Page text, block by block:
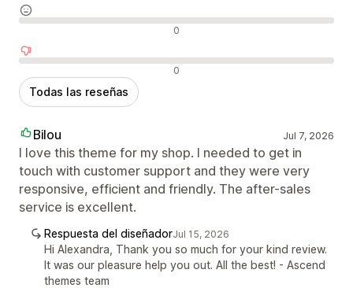
Reseñas neutras 0
Reseñas negativas 0
Todas las reseñas
Bilou Jul 7, 2026
I love this theme for my shop. I needed to get in
touch with customer support and they were very
responsive, efficient and friendly. The after-sales
service is excellent.
Respuesta del diseñadorJul 15, 2026
Hi Alexandra, Thank you so much for your kind review.
It was our pleasure help you out. All the best! - Ascend
themes team